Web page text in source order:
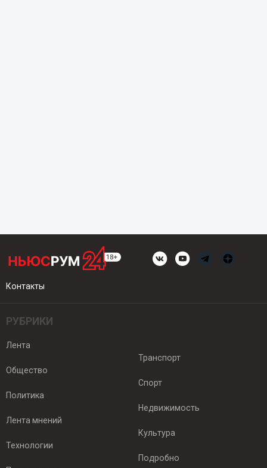
Контакты
РУБРИКИ
Лента
Общество
Политика
Лента мнений
Технологии
Транспорт
Спорт
Недвижимость
Культура
Подробно